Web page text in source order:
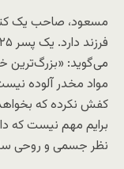
مسعود، صاحب یک
می‌گوید:
مواد مخدر آلوده
کفش نکرده که
برایم مهم نیست که
نظر جسمی و روحی